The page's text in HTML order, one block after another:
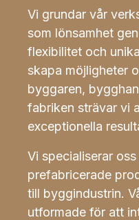
Vi grundar vår
som lönsamhet
flexibilitet och
skapa möjligheter
byggaren,
fabriken strävar vi
exceptionella
Vi specialiserar
prefabricerade
till byggindustrin.
utformade för att